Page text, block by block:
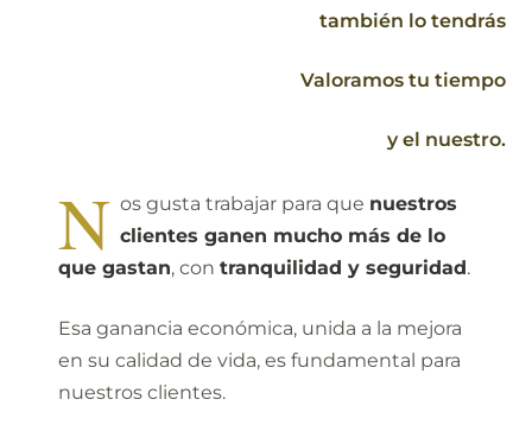
también lo tendrás
Valoramos tu tiempo
y el nuestro.
N os gusta trabajar para que nuestros
clientes ganen mucho más de lo
que gastan, contranquilidad y seguridad.
Esa ganancia económica, unida a la mejora
en su calidad de vida, es fundamental para
nuestros clientes.